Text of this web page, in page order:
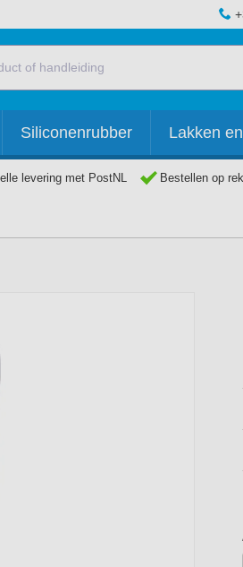
Siliconenrubber Lakken
levering met PostNL Bestellen op